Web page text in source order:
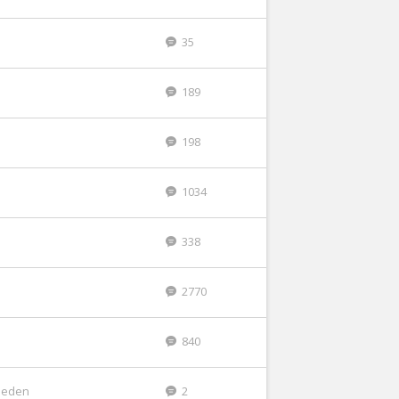
35
189
198
1034
338
2770
840
2